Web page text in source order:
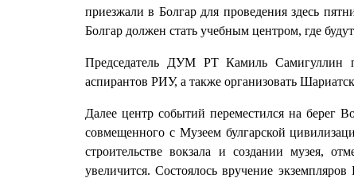
приезжали в Болгар для проведения здесь
Болгар должен стать учебным центром, где
Председатель ДУМ РТ Камиль Самигуллин
аспирантов РИУ, а также организовать
Далее центр событий переместился на берег
совмещенного с Музеем булгарской
строительстве вокзала и создании музея,
увеличится. Состоялось вручение